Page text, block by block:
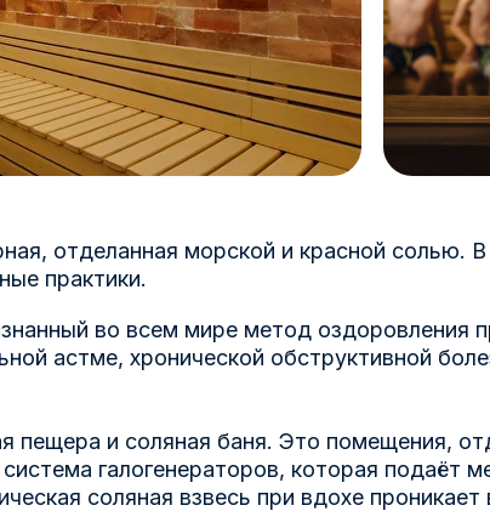
во всем мире метод оздоровления
астме, хронической обструктивной
пещера и соляная баня. Это помещения,
галогенераторов, которая подаёт
соляная взвесь при вдохе проникает
отделанная морской и красной солью.
практики.